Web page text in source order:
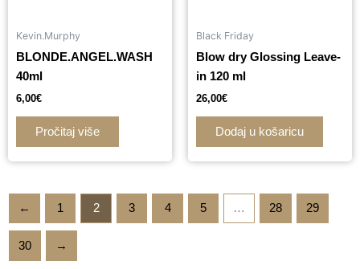
Kevin.Murphy
BLONDE.ANGEL.WASH
40ml
6,00€
Pročitaj više
Black Friday
Blow dry Glossing Leave-
in 120 ml
26,00€
Dodaj u košaricu
← 1 2 3 4 5 … 28 29
30 →